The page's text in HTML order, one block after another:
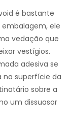
é bastante
ele
vedação que
vestígios.
adesiva se
na superfície da
sobre a
um dissuasor